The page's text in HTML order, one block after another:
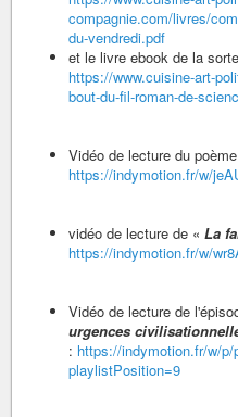
compagnie.com/livres/
du-vendredi.pdf
et le livre ebook de la
https://www.cuisine-art-
bout-du-fil-roman-de-
Vidéo de lecture du
https://indymotion.fr/w/
vidéo de lecture de « La
https://indymotion.fr/w/
Vidéo de lecture de
urgences
: https://indymotion.fr/w/
playlistPosition=9